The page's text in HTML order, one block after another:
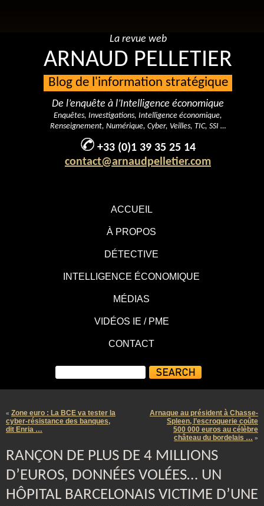
ACCUEIL
À PROPOS
DÉTECTIVE
INTELLIGENCE ÉCONOMIQUE
MÉDIAS
VIDÉOS IE / PME
CONTACT
La revue web
ARNAUD PELLETIER
Blog de l'information stratégique
De l’enquête à l’Intelligence économique
Enquêtes, Investigations, Intelligence économique,
Renseignement, Numérique, Cyber, Veilles, TIC, SSI …
+33 (0)1 39 35 25 14
contact@arnaudpelletier.com
« Zone euro : La BCE va tester la
cyber-résistance des banques,
dit Enria …
Arnaque au président à Chasse-
Spleen, l’escroquerie coûte
500 000 euros au célèbre
château du bordelais … »
RANÇON DE PLUS DE 4 MILLIONS
D’EUROS, DONNÉES VOLÉES… UN
HÔPITAL BARCELONAIS VICTIME D’UNE